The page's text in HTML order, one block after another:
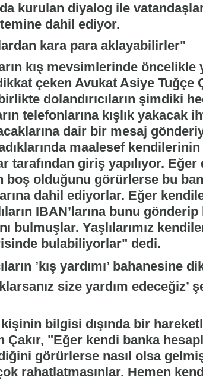
kurulan diyalog ile
dahil ediyor.
kara para aklayabilirler"
kış mevsimlerinde öncelikle
çeken Avukat Asiye Tuğçe
dolandırıcıların şimdiki
telefonlarına kışlık yakacak
dair bir mesaj
maalesef
tarafından giriş yapılıyor. Eğer
boş olduğunu görürlerse bu
dahil ediyorlar. Eğer
IBAN’larına bunu
bulmuşlar. Yaşlılarımız
bulabiliyorlar" dedi.
size yardım edeceğiz’
bilgisi dışında bir
Çakır, "Eğer kendi banka
görürlerse nasıl olsa
rahatlatmasınlar. Hemen